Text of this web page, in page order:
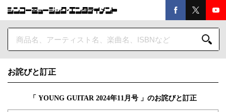
お詫びと訂正
「 YOUNG GUITAR 2024年11月号 」のお詫びと訂正